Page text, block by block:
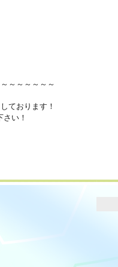
～～～～～～
ております！
さい！